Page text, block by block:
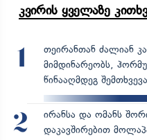
კვირის ყველაზე
1
თეირანთან ძალიან
მიმდინარეობს,
წინააღმდეგ
2
ირანსა და ომანს
დაკავშირებით